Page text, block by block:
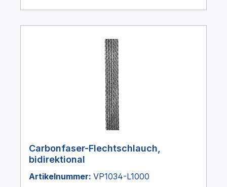
Carbonfaser-Flechtschlauch,
bidirektional
Artikelnummer: VP1034-L1000